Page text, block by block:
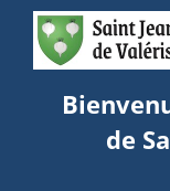
de